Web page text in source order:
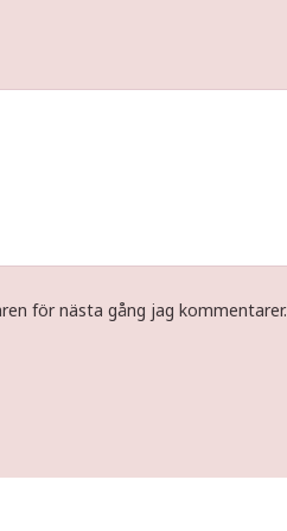
för nästa gång jag kommentarer.